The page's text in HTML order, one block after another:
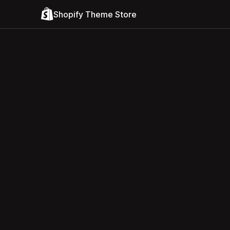
Shopify Theme Store